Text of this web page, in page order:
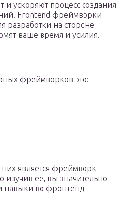
ускоряют процесс создания
Frontend фреймворки
разработки на стороне
ваше время и усилия.
фреймворков это:
является фреймворк
изучив её, вы значительно
навыки во фронтенд